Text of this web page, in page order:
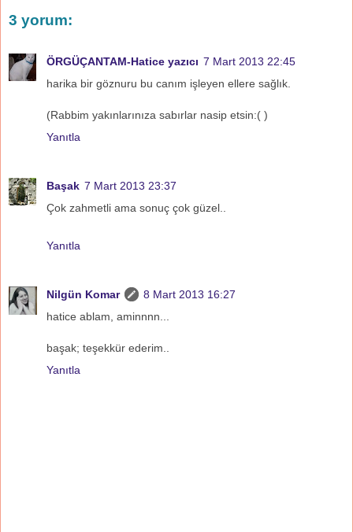
3 yorum:
ÖRGÜÇANTAM-Hatice yazıcı 7 Mart 2013 22:45
harika bir göznuru bu canım işleyen ellere sağlık.
(Rabbim yakınlarınıza sabırlar nasip etsin:( )
Yanıtla
Başak 7 Mart 2013 23:37
Çok zahmetli ama sonuç çok güzel..
Yanıtla
Nilgün Komar
8 Mart 2013 16:27
hatice ablam, aminnnn...
başak; teşekkür ederim..
Yanıtla